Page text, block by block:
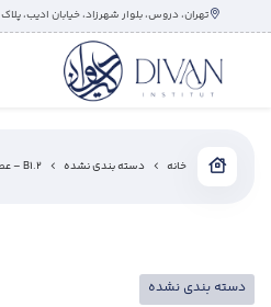
تهران، دروس، بلوار شهرزاد، خیابان ادیب، پلاک ۹
خانه دسته بندی نشده B1.2 – عصر روزهای زوج – ترم شهریور
دسته بندی نشده